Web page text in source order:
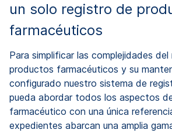
un solo registro de
farmacéuticos
Para simplificar las complejidades
productos farmacéuticos y su
configurado nuestro sistema de
pueda abordar todos los aspectos
farmacéutico con una única
expedientes abarcan una amplia